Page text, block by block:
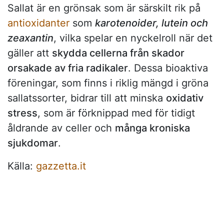
Sallat är en grönsak som är särskilt rik på
antioxidanter som karotenoider, lutein och
zeaxantin, vilka spelar en nyckelroll när det
gäller att skydda cellerna från skador
orsakade av fria radikaler. Dessa bioaktiva
föreningar, som finns i riklig mängd i gröna
sallatssorter, bidrar till att minska oxidativ
stress, som är förknippad med för tidigt
åldrande av celler och många kroniska
sjukdomar.
Källa: gazzetta.it